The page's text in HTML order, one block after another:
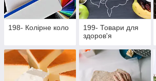
198- Колірне коло
199- Товари для
здоров'я